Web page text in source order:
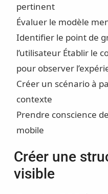
pertinent
Évaluer le modèle
Identifier le point de
l’utilisateur Établir le
pour observer
Créer un scénario à
contexte
Prendre conscience
mobile
Créer une
visible